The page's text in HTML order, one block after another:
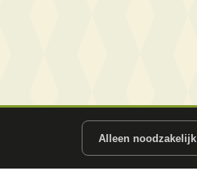
Alleen noodzakelijk